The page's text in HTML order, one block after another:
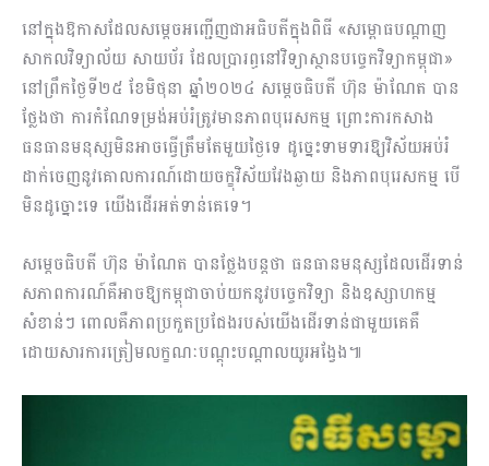
នៅក្នុងឱកាសដែលសម្តេចអញ្ជើញជាអធិបតីក្នុងពិធី «សម្ពោធបណ្តាញ
សាកលវិទ្យាល័យ សាយប័រ ដែលប្រារព្ធនៅវិទ្យាស្ថានបច្ចេកវិទ្យាកម្ពុជា»
នៅព្រឹកថ្ងៃទី២៥ ខែមិថុនា ឆ្នាំ២០២៤ សម្តេចធិបតី ហ៊ុន ម៉ាណែត បាន
ថ្លែងថា ការកំណែទម្រង់អប់រំត្រូវមានភាពបុរេសកម្ម ព្រោះការកសាង
ធនធានមនុស្សមិនអាចធ្វើត្រឹមតែមួយថ្ងៃទេ ដូច្នេះទាមទារឱ្យវិស័យអប់រំ
ដាក់ចេញនូវគោលការណ៍ដោយចក្ខុវិស័យវែងឆ្ងាយ និងភាពបុរេសកម្ម បើ
មិនដូច្នោះទេ យើងដើរអត់ទាន់គេទេ។
សម្តេចធិបតី ហ៊ុន ម៉ាណែត បានថ្លែងបន្តថា ធនធានមនុស្សដែលដើរទាន់
សភាពការណ៍គឺអាចឱ្យកម្ពុជាចាប់យកនូវបច្ចេកវិទ្យា និងឧស្សាហកម្ម
សំខាន់ៗ ពោលគឺភាពប្រកួតប្រជែងរបស់យើងដើរទាន់ជាមួយគេគឺ
ដោយសារការត្រៀមលក្ខណៈបណ្តុះបណ្តាលយូរអង្វែង៕